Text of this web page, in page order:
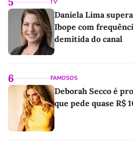
TV
Daniela Lima
Ibope com
demitida do canal
6 FAMOSOS
Deborah Secco é
que pede quase R$